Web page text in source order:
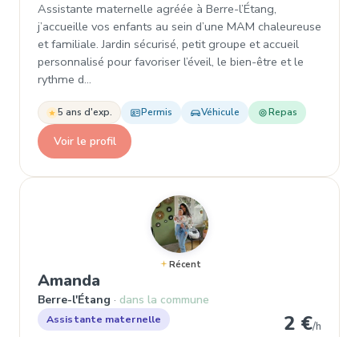
Assistante maternelle agréée à Berre-l’Étang,
j’accueille vos enfants au sein d’une MAM chaleureuse
et familiale. Jardin sécurisé, petit groupe et accueil
personnalisé pour favoriser l’éveil, le bien-être et le
rythme d…
5 ans d'exp. Permis Véhicule Repas
Voir le profil
Récent
Amanda
Berre-l'Étang dans la commune
Assistante maternelle 2 €/h